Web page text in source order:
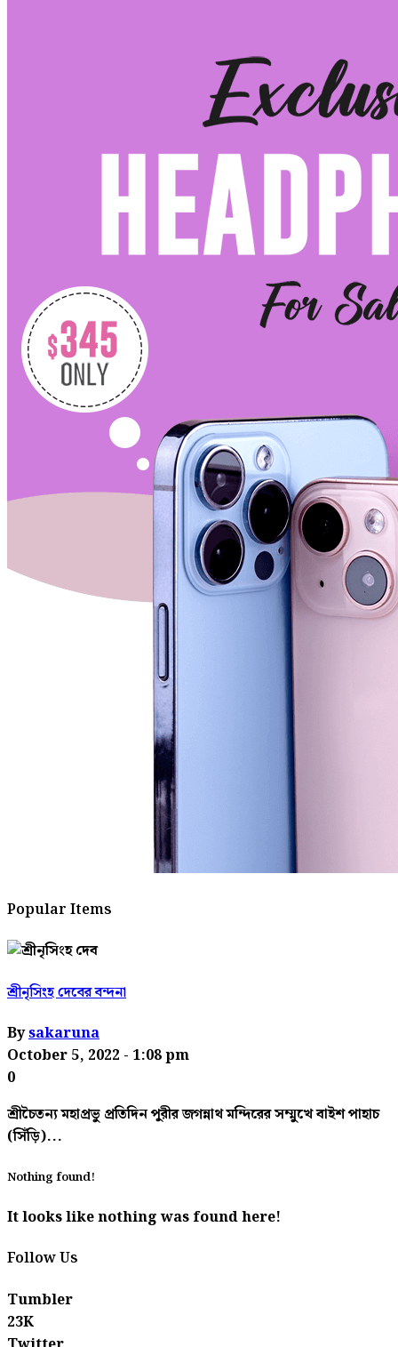
Popular Items
শ্রীনৃসিংহ দেবের বন্দনা
Bysakaruna
October 5, 2022 - 1:08 pm
0
শ্রীচৈতন্য মহাপ্রভু প্রতিদিন পুরীর জগন্নাথ মন্দিরের সম্মুখে বাইশ পাহাচ
(সিঁড়ি)...
Nothing found!
It looks like nothing was found here!
Follow Us
Tumbler
23K